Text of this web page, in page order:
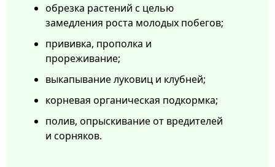
обрезка растений с целью
замедления роста молодых побегов;
прививка, прополка и
прореживание;
выкапывание луковиц и клубней;
корневая органическая подкормка;
полив, опрыскивание от вредителей
и сорняков.